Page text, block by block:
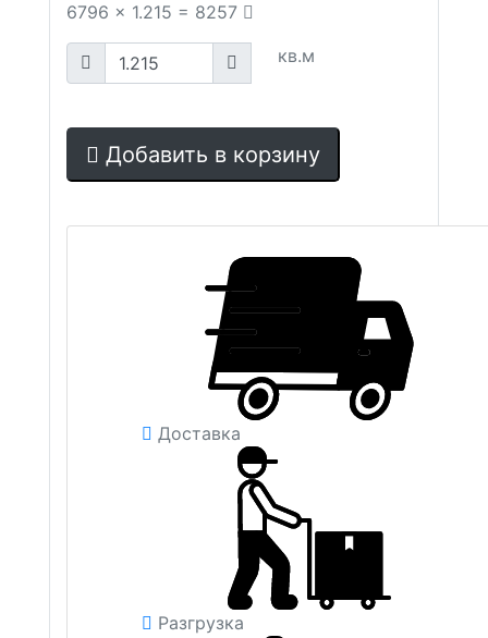
6796 x 1.215 = 8257
кв.м
Добавить в корзину
Доставка
Разгрузка